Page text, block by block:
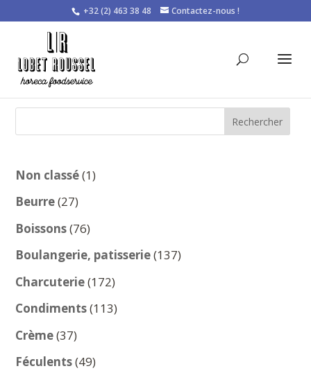
+32 (2) 463 38 48 Contactez-nous !
Rechercher
Non classé 11
Beurre 2727
produits
Boissons 7676
produits
Boulangerie, patisserie 137137
Charcuterie 172172
produits
Condiments 113113
Crème 3737
produits
Féculents 4949